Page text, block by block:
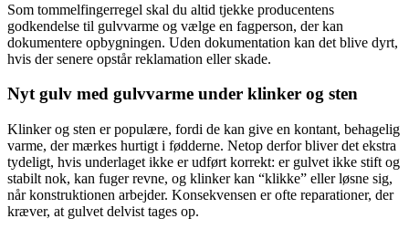
Som tommelfingerregel skal du altid tjekke producentens
godkendelse til gulvvarme og vælge en fagperson, der kan
dokumentere opbygningen. Uden dokumentation kan det blive dyrt,
hvis der senere opstår reklamation eller skade.
Nyt gulv med gulvvarme under klinker og sten
Klinker og sten er populære, fordi de kan give en kontant, behagelig
varme, der mærkes hurtigt i fødderne. Netop derfor bliver det ekstra
tydeligt, hvis underlaget ikke er udført korrekt: er gulvet ikke stift og
stabilt nok, kan fuger revne, og klinker kan “klikke” eller løsne sig,
når konstruktionen arbejder. Konsekvensen er ofte reparationer, der
kræver, at gulvet delvist tages op.